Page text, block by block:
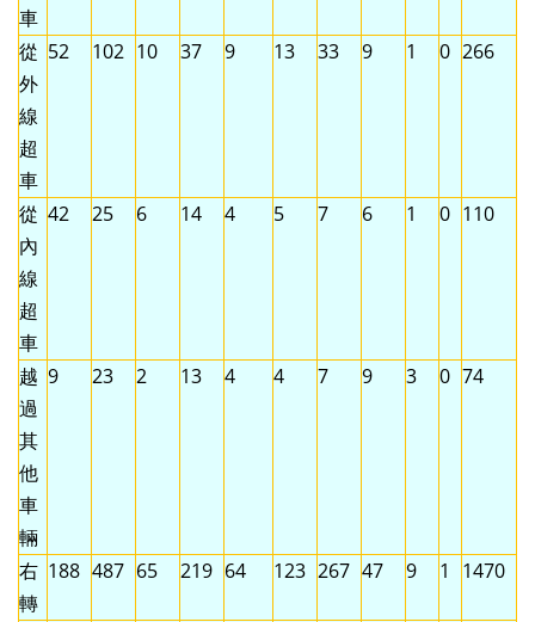
車
從
外
線
超
車
52 102 10 37 9 13 33 9 1 0 266
從
內
線
超
車
42 25 6 14 4 5 7 6 1 0 110
越
過
其
他
車
輛
9 23 2 13 4 4 7 9 3 0 74
右
轉
188 487 65 219 64 123 267 47 9 1 1470